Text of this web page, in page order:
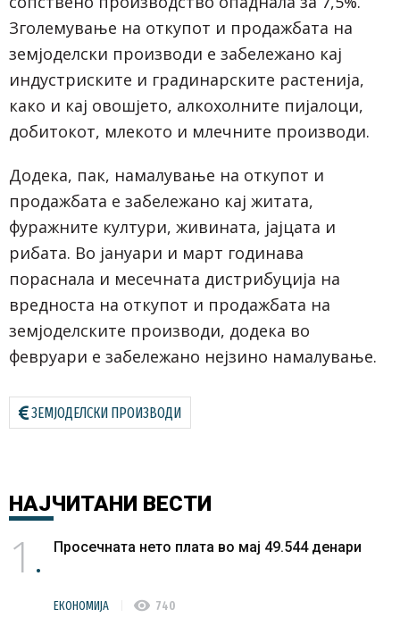
Зголемување на откупот и продажбата на
земјоделски производи е забележано кај
индустриските и градинарските растенија,
како и кај овошјето, алкохолните пијалоци,
добитокот, млекото и млечните производи.
Додека, пак, намалување на откупот и
продажбата е забележано кај житата,
фуражните култури, живината, јајцата и
рибата. Во јануари и март годинава
пораснала и месечната дистрибуција на
вредноста на откупот и продажбата на
земјоделските производи, додека во
февруари е забележано нејзино намалување.
ЗЕМЈОДЕЛСКИ ПРОИЗВОДИ
НАЈЧИТАНИ ВЕСТИ
1 Просечната нето плата во мај 49.544 денари
ЕКОНОМИЈА visibility 740